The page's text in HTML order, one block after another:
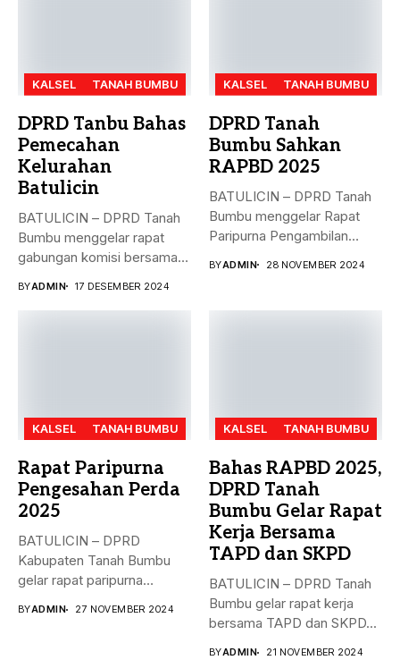
KALSEL TANAH BUMBU
DPRD Tanbu Bahas
Pemecahan
Kelurahan
Batulicin
BATULICIN – DPRD Tanah
Bumbu menggelar rapat
gabungan komisi bersama
BYADMIN 17 DESEMBER 2024
KALSEL TANAH BUMBU
DPRD Tanah
Bumbu Sahkan
RAPBD 2025
BATULICIN – DPRD Tanah
Bumbu menggelar Rapat
Paripurna Pengambilan
BYADMIN 28 NOVEMBER 2024
KALSEL TANAH BUMBU
Rapat Paripurna
Pengesahan Perda
2025
BATULICIN – DPRD
Kabupaten Tanah Bumbu
gelar rapat paripurna
BYADMIN 27 NOVEMBER 2024
KALSEL TANAH BUMBU
Bahas RAPBD 2025,
DPRD Tanah
Bumbu Gelar Rapat
Kerja Bersama
TAPD dan SKPD
BATULICIN – DPRD Tanah
Bumbu gelar rapat kerja
bersama TAPD dan SKPD...
BYADMIN 21 NOVEMBER 2024